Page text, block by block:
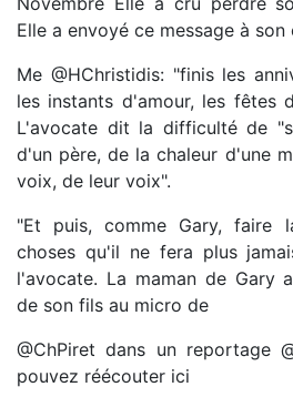
Elle a envoyé ce message à
Me @HChristidis: "finis les
les instants d'amour, les fêtes
L'avocate dit la difficulté de
d'un père, de la chaleur d'une
voix, de leur voix".
"Et puis, comme Gary, faire
choses qu'il ne fera plus
l'avocate. La maman de Gary
de son fils au micro de
@ChPiret dans un reportage
pouvez réécouter ici